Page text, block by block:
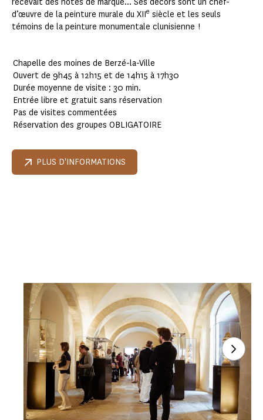
d’œuvre de la peinture murale du XIIe siècle et les seuls
témoins de la peinture monumentale clunisienne !
Chapelle des moines de Berzé-la-Ville
Ouvert de 9h45 à 12h15 et de 14h15 à 17h30
Durée moyenne de visite : 30 min.
Entrée libre et gratuit sans réservation
Pas de visites commentées
Réservation des groupes OBLIGATOIRE
PLUS D'INFORMATIONS
Voir